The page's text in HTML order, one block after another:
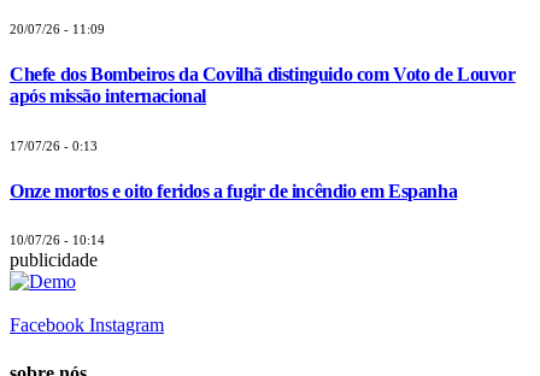
20/07/26 - 11:09
Chefe dos Bombeiros da Covilhã distinguido com Voto de Louvor
após missão internacional
17/07/26 - 0:13
Onze mortos e oito feridos a fugir de incêndio em Espanha
10/07/26 - 10:14
publicidade
Facebook Instagram